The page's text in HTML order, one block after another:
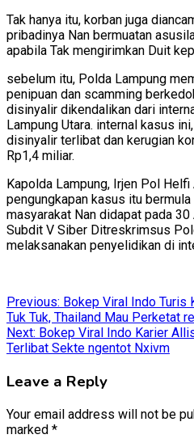
Tak hanya itu, korban juga
pribadinya Nan bermuatan
apabila Tak mengirimkan Duit
sebelum itu, Polda Lampung
penipuan dan scamming
disinyalir dikendalikan dari
Lampung Utara. internal kasus
disinyalir terlibat dan kerugian
Rp1,4 miliar.
Kapolda Lampung, Irjen Pol
pengungkapan kasus itu
masyarakat Nan didapat pada
Subdit V Siber Ditreskrimsus
melaksanakan penyelidikan di
Post
navigation
Previous: Bokep Viral Indo
Tuk Tuk, Thailand Mau Perketat
Next: Bokep Viral Indo Karier
Terlibat Sekte ngentot Nxivm
Leave a Reply
Your email address will not be
marked *